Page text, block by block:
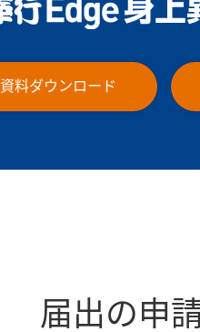
資料ダウンロード
届出の申